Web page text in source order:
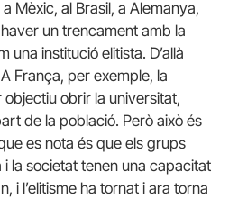
Mèxic, al Brasil, a Alemanya,
un trencament amb la
una institució elitista. D’allà
França, per exemple, la
obrir la universitat,
de la població. Però això és
es nota és que els grups
i la societat tenen una capacitat
i l’elitisme ha tornat i ara torna